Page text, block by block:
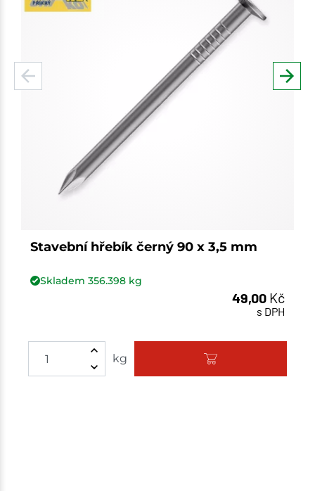
Stavební hřebík černý 90 x 3,5 mm
Skladem 356.398kg
49,00 Kč
s DPH
kg Množství